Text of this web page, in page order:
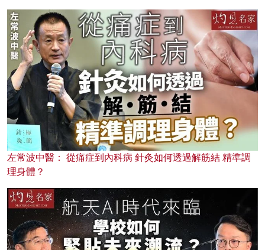
左常波中醫： 從痛症到內科病 針灸如何透過解筋結 精準調
理身體？